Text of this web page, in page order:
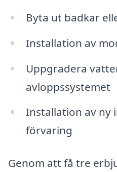
Byta ut badkar
Installation av
Uppgradera
avloppssystemet
Installation av ny
förvaring
Genom att få tre